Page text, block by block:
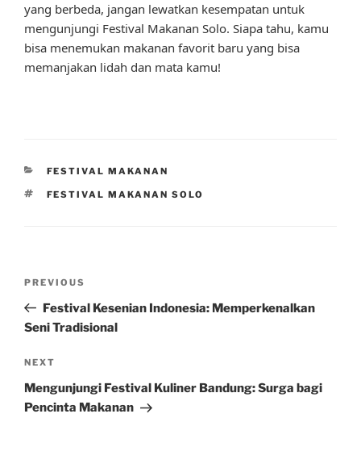
yang berbeda, jangan lewatkan kesempatan untuk
mengunjungi Festival Makanan Solo. Siapa tahu, kamu
bisa menemukan makanan favorit baru yang bisa
memanjakan lidah dan mata kamu!
CATEGORIES
FESTIVAL MAKANAN
TAGS
FESTIVAL MAKANAN SOLO
Previous
Post
PREVIOUS
Festival Kesenian Indonesia: Memperkenalkan
Seni Tradisional
Next
Post
NEXT
Mengunjungi Festival Kuliner Bandung: Surga bagi
Pencinta Makanan